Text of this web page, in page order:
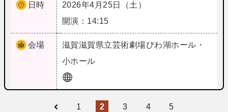
日時
2026年4月25日（土）
開演：14:15
会場 滋賀滋賀県立芸術劇場びわ湖ホール・
小ホール
1 2 3 4
5